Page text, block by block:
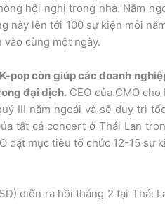
hội nghị trong nhà. Năm
này lên tới 100 sự kiện mỗi
cùng một ngày.
pop còn giúp các doanh
đại dịch. CEO của CMO
III năm ngoái và sẽ duy trì
tất cả concert ở Thái Lan
đặt mục tiêu tổ chức 12-15 sự